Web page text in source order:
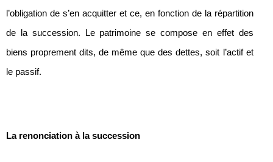
l’obligation de s’en acquitter et ce, en fonction de la répartition
de la succession. Le patrimoine se compose en effet des
biens proprement dits, de même que des dettes, soit l’actif et
le passif.
La renonciation à la succession